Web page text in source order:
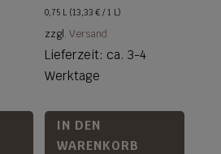
0,75 L (13,33€ / 1 L)
zzgl.Versand
Lieferzeit: ca. 3-4
Werktage
IN DEN
WARENKORB